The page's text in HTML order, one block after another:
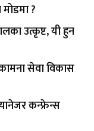
?
उत्कृष्ट, यी हुन
सेवा विकास
कन्फ्रेन्स